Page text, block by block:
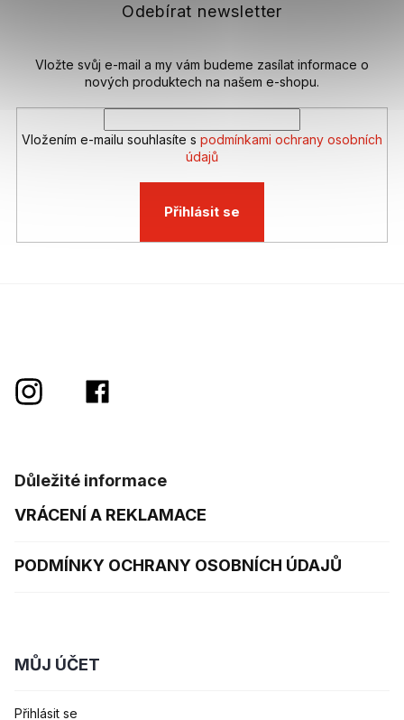
Odebírat newsletter
Vložte svůj e-mail a my vám budeme zasílat informace o
nových produktech na našem e-shopu.
Vložením e-mailu souhlasíte s podmínkami ochrany osobních
údajů
Přihlásit se
Důležité informace
VRÁCENÍ A REKLAMACE
PODMÍNKY OCHRANY OSOBNÍCH ÚDAJŮ
MŮJ ÚČET
Přihlásit se